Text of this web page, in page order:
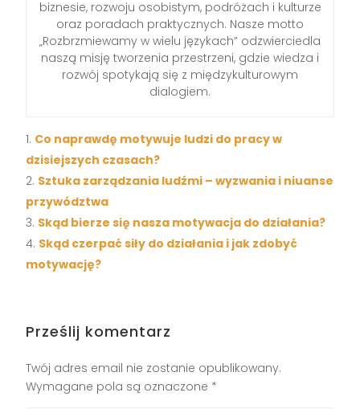
biznesie, rozwoju osobistym, podróżach i kulturze
oraz poradach praktycznych. Nasze motto
„Rozbrzmiewamy w wielu językach” odzwierciedla
naszą misję tworzenia przestrzeni, gdzie wiedza i
rozwój spotykają się z międzykulturowym
dialogiem.
Co naprawdę motywuje ludzi do pracy w
dzisiejszych czasach?
Sztuka zarządzania ludźmi – wyzwania i niuanse
przywództwa
Skąd bierze się nasza motywacja do działania?
Skąd czerpać siły do działania i jak zdobyć
motywację?
Prześlij komentarz
Twój adres email nie zostanie opublikowany.
Wymagane pola są oznaczone *